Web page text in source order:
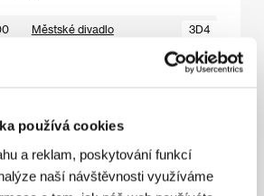
používá cookies
a reklam, poskytování funkcí
naší návštěvnosti využíváme
Městské divadlo 3D4
4C3
Kinosál B